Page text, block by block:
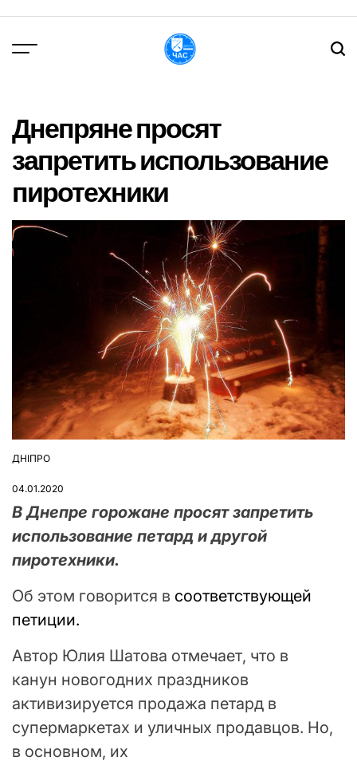
вмісту
Днепряне просят
запретить использование
пиротехники
ОПУБЛІКУВАТИ
ДНІПРО
04.01.2020
В Днепре горожане просят запретить
использование петард и другой
пиротехники.
Об этом говорится в соответствующей
петиции.
Автор Юлия Шатова отмечает, что в
канун новогодних праздников
активизируется продажа петард в
супермаркетах и уличных продавцов. Но,
в основном, их